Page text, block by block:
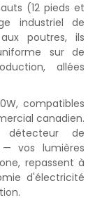
(12 pieds et
industriel de
poutres, ils
sur de
allées
compatibles
canadien.
détecteur de
vos lumières
repassent à
d'électricité